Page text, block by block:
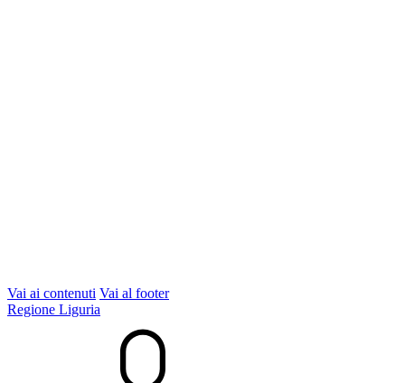
Vai ai contenuti Vai al footer
Regione Liguria